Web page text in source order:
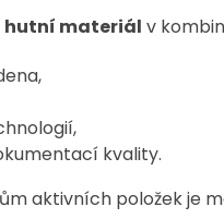
hutní materiál v
kvality.
aktivních položek je